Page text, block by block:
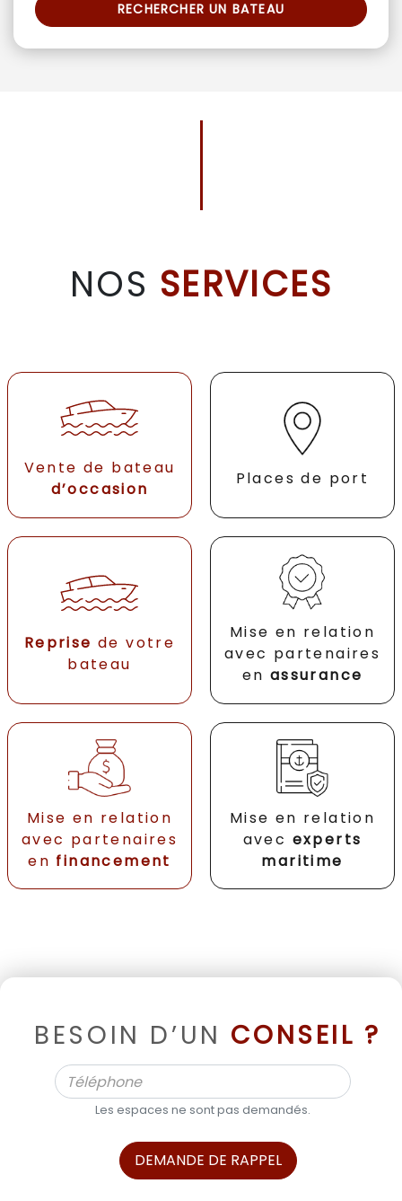
RECHERCHER UN BATEAU
NOS SERVICES
Vente de bateau
d’occasion
Places de port
Reprise de votre
bateau
Mise en relation
avec partenaires
en assurance
Mise en relation
avec partenaires
en financement
Mise en relation
avec experts
maritime
BESOIN D’UN CONSEIL ?
Les espaces ne sont pas demandés.
DEMANDE DE RAPPEL